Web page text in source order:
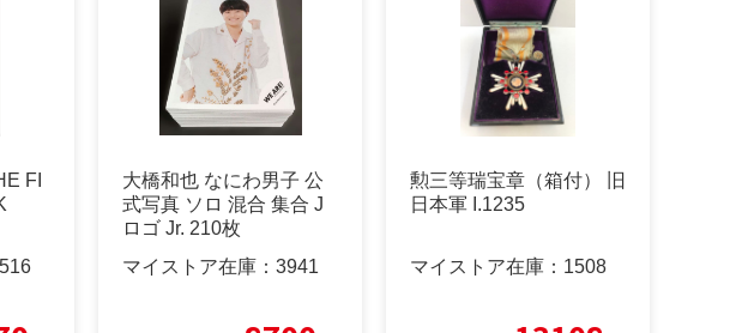
FI
大橋和也 なにわ男子 公
式写真 ソロ 混合 集合 J
ロゴ Jr. 210枚
マイストア在庫： 3941
勲三等瑞宝章（箱付） 旧
日本軍 I.1235
マイストア在庫： 1508